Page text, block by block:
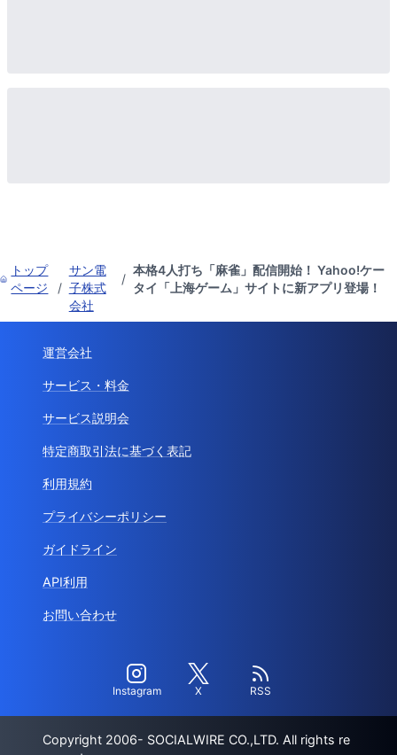
トップ
ページ
/
サン電
子株式
会社
/
本格4人打ち「麻雀」配信開始！ Yahoo!ケー
タイ「上海ゲーム」サイトに新アプリ登場！
運営会社
サービス・料金
サービス説明会
特定商取引法に基づく表記
利用規約
プライバシーポリシー
ガイドライン
API利用
お問い合わせ
Instagram X RSS
Copyright 2006- SOCIALWIRE CO.,LTD. All rights re